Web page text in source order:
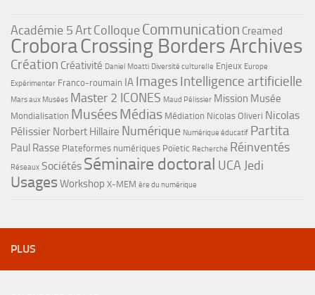
Académie 5ArtColloqueCommunication Creamed
CroboraCrossing Borders Archives
Création Créativité Daniel Moatti Diversité culturelle Enjeux Europe
Expérimenter Franco-roumain IA Images Intelligence artificielle
Mars aux Musées Master 2 ICONES Maud Pélissier Mission Musée
Mondialisation MuséesMédias Médiation Nicolas Oliveri Nicolas
Pélissier Norbert Hillaire Numérique Numérique éducatif Partita
Paul Rasse Plateformes numériques Poïetic Recherche Réinventés
Réseaux Sociétés Séminaire doctoral UCA Jedi
UsagesWorkshop X-MEM ère du numérique
PLUS